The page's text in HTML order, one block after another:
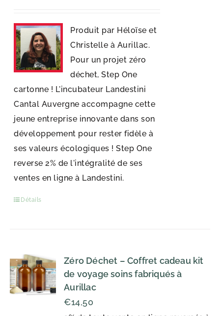
Produit par Héloïse et
Christelle à Aurillac.
Pour un projet zéro
déchet, Step One
cartonne ! L'incubateur Landestini
Cantal Auvergne accompagne cette
jeune entreprise innovante dans son
développement pour rester fidèle à
ses valeurs écologiques ! Step One
reverse 2% de l'intégralité de ses
ventes en ligne à Landestini.
Détails
Zéro Déchet – Coffret cadeau kit
de voyage soins fabriqués à
Aurillac
€14,50